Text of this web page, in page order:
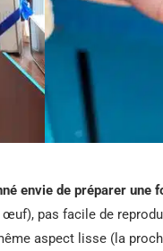
envie de préparer une
pas facile de
aspect lisse (la